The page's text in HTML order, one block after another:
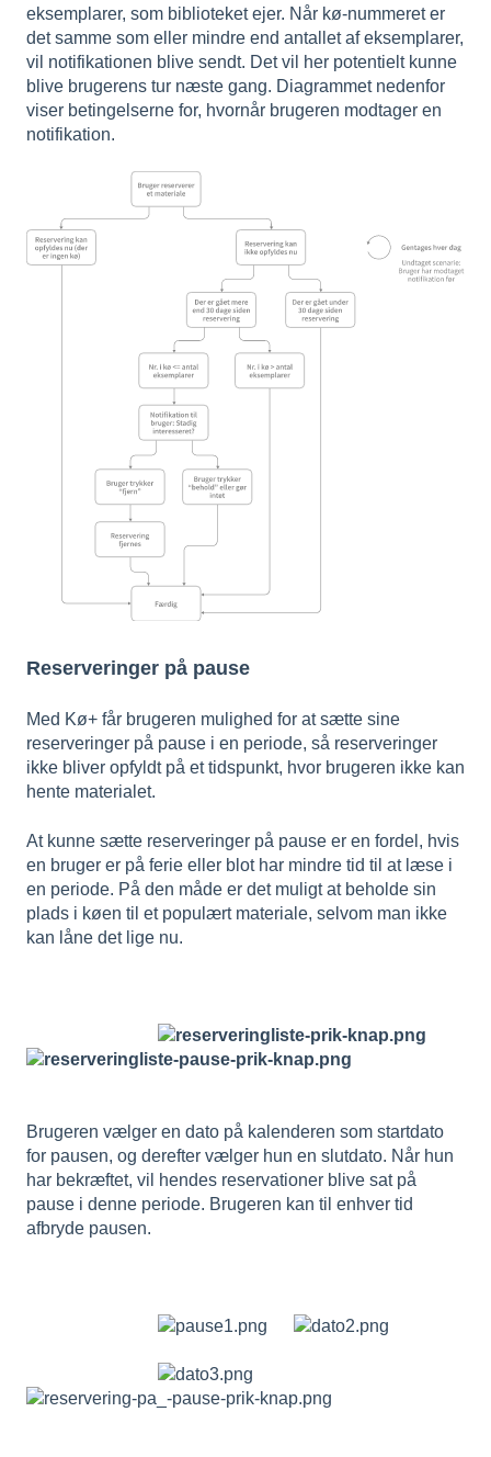
eksemplarer, som biblioteket ejer. Når kø-nummeret er
det samme som eller mindre end antallet af eksemplarer,
vil notifikationen blive sendt. Det vil her potentielt kunne
blive brugerens tur næste gang. Diagrammet nedenfor
viser betingelserne for, hvornår brugeren modtager en
notifikation.
Reserveringer på pause
Med Kø+ får brugeren mulighed for at sætte sine
reserveringer på pause i en periode, så reserveringer
ikke bliver opfyldt på et tidspunkt, hvor brugeren ikke kan
hente materialet.
At kunne sætte reserveringer på pause er en fordel, hvis
en bruger er på ferie eller blot har mindre tid til at læse i
en periode. På den måde er det muligt at beholde sin
plads i køen til et populært materiale, selvom man ikke
kan låne det lige nu.
Brugeren vælger en dato på kalenderen som startdato
for pausen, og derefter vælger hun en slutdato. Når hun
har bekræftet, vil hendes reservationer blive sat på
pause i denne periode. Brugeren kan til enhver tid
afbryde pausen.